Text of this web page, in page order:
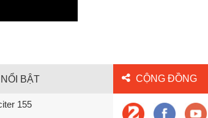
BẬT
155
CỘNG ĐỒNG